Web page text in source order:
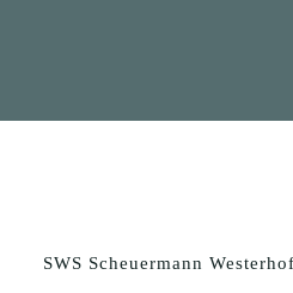
SWS Scheuermann